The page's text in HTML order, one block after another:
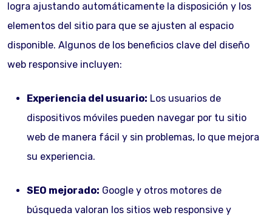
logra ajustando automáticamente la disposición y los
elementos del sitio para que se ajusten al espacio
disponible. Algunos de los beneficios clave del diseño
web responsive incluyen:
Experiencia del usuario: Los usuarios de
dispositivos móviles pueden navegar por tu sitio
web de manera fácil y sin problemas, lo que mejora
su experiencia.
SEO mejorado: Google y otros motores de
búsqueda valoran los sitios web responsive y